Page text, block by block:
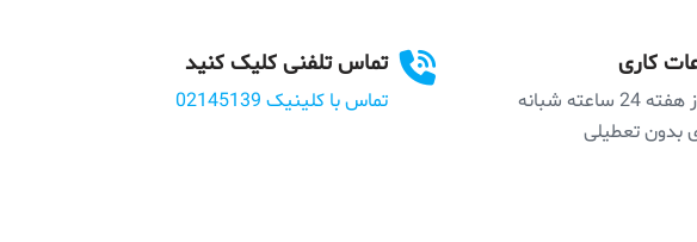
تماس تلفنی کلیک کنید
تماس با کلینیک 02145139
کاری
7روز هفته 24 ساعته شبانه
بدون تعطیلی